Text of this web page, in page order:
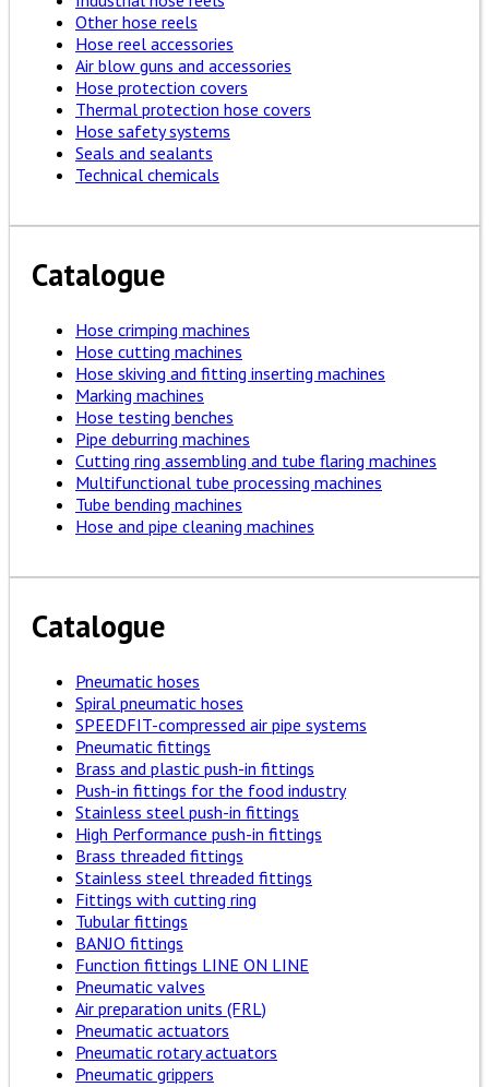
Other hose reels
Hose reel accessories
Air blow guns and accessories
Hose protection covers
Thermal protection hose covers
Hose safety systems
Seals and sealants
Technical chemicals
Catalogue
Hose crimping machines
Hose cutting machines
Hose skiving and fitting inserting machines
Marking machines
Hose testing benches
Pipe deburring machines
Cutting ring assembling and tube flaring machines
Multifunctional tube processing machines
Tube bending machines
Hose and pipe cleaning machines
Catalogue
Pneumatic hoses
Spiral pneumatic hoses
SPEEDFIT-compressed air pipe systems
Pneumatic fittings
Brass and plastic push-in fittings
Push-in fittings for the food industry
Stainless steel push-in fittings
High Performance push-in fittings
Brass threaded fittings
Stainless steel threaded fittings
Fittings with cutting ring
Tubular fittings
BANJO fittings
Function fittings LINE ON LINE
Pneumatic valves
Air preparation units (FRL)
Pneumatic actuators
Pneumatic rotary actuators
Pneumatic grippers